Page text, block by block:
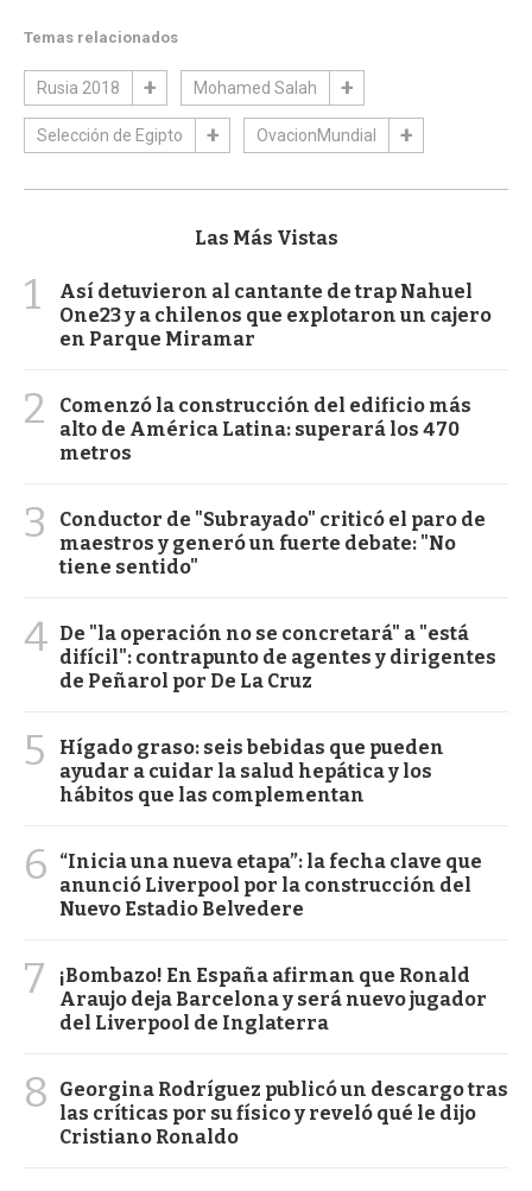
Temas relacionados
Rusia 2018 Mohamed Salah
Selección de Egipto OvacionMundial
Las Más Vistas
1
Así detuvieron al cantante de trap Nahuel
One23 y a chilenos que explotaron un cajero
en Parque Miramar
2
Comenzó la construcción del edificio más
alto de América Latina: superará los 470
metros
3
Conductor de "Subrayado" criticó el paro de
maestros y generó un fuerte debate: "No
tiene sentido"
4 De "la operación no se concretará" a "está
difícil": contrapunto de agentes y dirigentes
de Peñarol por De La Cruz
5
Hígado graso: seis bebidas que pueden
ayudar a cuidar la salud hepática y los
hábitos que las complementan
6
“Inicia una nueva etapa”: la fecha clave que
anunció Liverpool por la construcción del
Nuevo Estadio Belvedere
7
¡Bombazo! En España afirman que Ronald
Araujo deja Barcelona y será nuevo jugador
del Liverpool de Inglaterra
8
Georgina Rodríguez publicó un descargo tras
las críticas por su físico y reveló qué le dijo
Cristiano Ronaldo